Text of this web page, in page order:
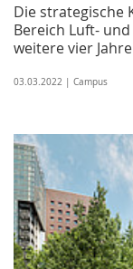
Die strategische
Bereich Luft-
weitere vier
03.03.2022 | Campus